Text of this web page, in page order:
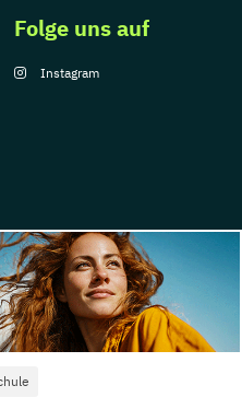
Folge uns auf
Instagram
Nutzungsbedingungen